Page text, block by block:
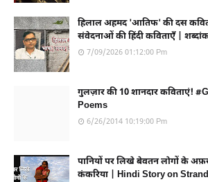
हिलाल अहमद 'आतिफ' की दस
संवेदनाओं की हिंदी कविताएँ |
7/09/2026 01:12:00 Pm
गुलज़ार की 10 शानदार कविताएं!
Poems
6/26/2014 10:19:00 Pm
पानियों पर लिखे बेवतन लोगों के
कंकरिया | Hindi Story on